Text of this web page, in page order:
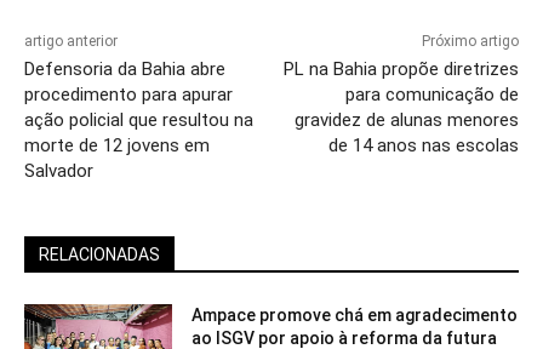
artigo anterior
Defensoria da Bahia abre
procedimento para apurar
ação policial que resultou na
morte de 12 jovens em
Salvador
Próximo artigo
PL na Bahia propõe diretrizes
para comunicação de
gravidez de alunas menores
de 14 anos nas escolas
RELACIONADAS
Ampace promove chá em agradecimento
ao ISGV por apoio à reforma da futura